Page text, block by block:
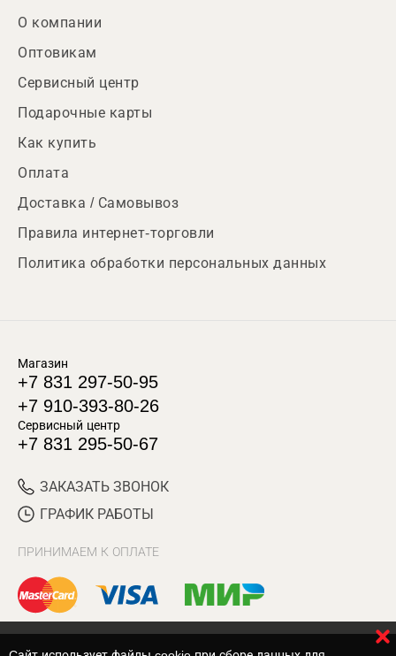
О компании
Оптовикам
Сервисный центр
Подарочные карты
Как купить
Оплата
Доставка / Самовывоз
Правила интернет-торговли
Политика обработки персональных данных
Магазин
+7 831 297-50-95
+7 910-393-80-26
Сервисный центр
+7 831 295-50-67
ЗАКАЗАТЬ ЗВОНОК
ГРАФИК РАБОТЫ
ПРИНИМАЕМ К ОПЛАТЕ